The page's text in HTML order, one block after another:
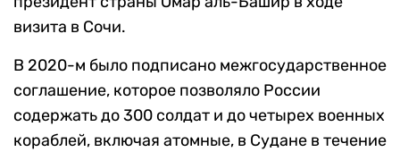
визита в Сочи.
В 2020-м было подписано межгосударственное
соглашение, которое позволяло России
содержать до 300 солдат и до четырех военных
кораблей, включая атомные, в Судане в течение